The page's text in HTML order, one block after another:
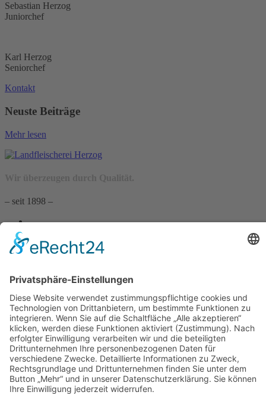
Sebastian Herzog
Juniorchef
Karl Herzog
Seniorchef
Kontakt
Neuste Beiträge
Mehr lesen
– seit 1898 –
Wir freuen uns auf Sie:
Landfleischerei & Catering Karl Herzog
02794 Spitzkunnersdorf
Tel.: 03586 / 38 62 96
Fax: 03586 / 78 93 32
Startseite
Blog
Onlineshop